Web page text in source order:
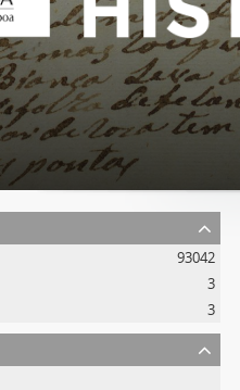
93042
3
3